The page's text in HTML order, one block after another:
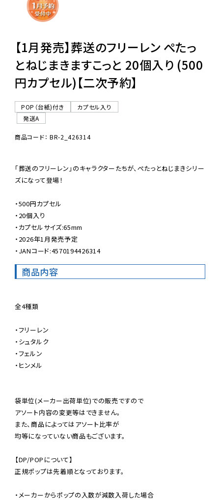
ご利用ガイド
06-6282-7659
【1月発売】葬送のフリーレン ぺたっ
とねじまきますこっと 20個入り (500
円カプセル)【二次予約】
POP（台紙)付き
カプセル入り
発送A
商品コード： BR-2_426314
「葬送のフリーレン」のキャラクターたちが、ぺたっとねじまきシリー
ズになって登場！
・500円カプセル
・20個入り
・カプセルサイズ:65mm
・2026年1月発売予定
・JANコード:4570194426314
商品内容
全4種類
・フリーレン
・シュタルク
・フェルン
・ヒンメル
袋単位(メーカー出荷単位)での販売ですので
アソート内容の変更等はできません。
また、商品によってはアソート比率が
均等になっていない商品もございます。
【DP/POPについて】
正規ポップは先着順となっております。
・メーカーからポップの入数が減数入荷した場合